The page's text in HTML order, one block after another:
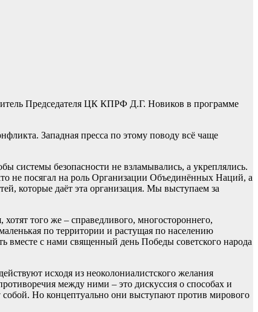
Председателя ЦК КПРФ Д.Г. Новиков в программе
Западная пресса по этому поводу всё чаще
безопасности не взламывались, а укреплялись.
не посягал на роль Организации Объединённых Наций, а
которые даёт эта организация. Мы выступаем за
того же – справедливого, многостороннего,
по территории и растущая по населению
вместе с нами священный день Победы советского народа
исходя из неоколониалистского желания
между ними – это дискуссия о способах и
Но концептуально они выступают против мирового